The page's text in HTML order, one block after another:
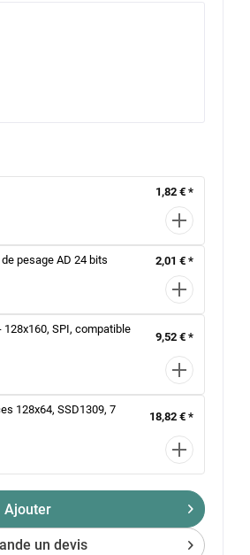
1,82 € *
pesage AD 24 bits 2,01 € *
128x160, SPI, compatible
9,52 € *
128x64, SSD1309, 7
18,82 € *
Ajouter
un devis